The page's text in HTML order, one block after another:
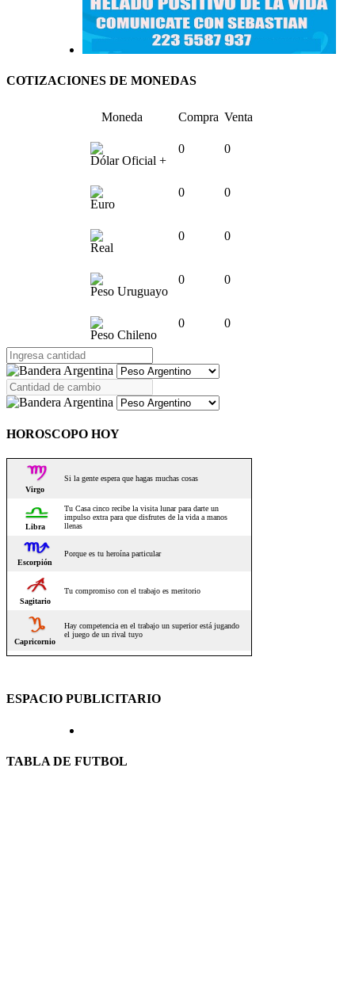
COTIZACIONES DE MONEDAS
Moneda Compra Venta
Dólar Oficial +
0 0
Euro
0 0
Real
0 0
Peso Uruguayo
0 0
Peso Chileno
0 0
HOROSCOPO HOY
ESPACIO PUBLICITARIO
TABLA DE FUTBOL